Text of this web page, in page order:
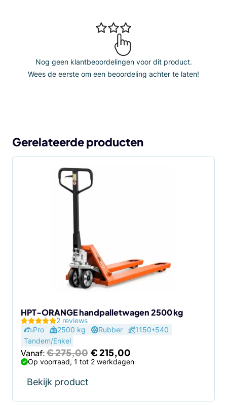
Nog geen klantbeoordelingen voor dit product.
Wees de eerste om een beoordeling achter te laten!
Gerelateerde producten
HPT-ORANGE handpalletwagen 2500 kg
2 reviews
Pro
2500 kg Rubber
1150*540
Tandem/Enkel
Vanaf:€275,00 Oorspronkelijke
prijs
€215,00
prijs
Op voorraad, 1 tot 2 werkdagen
Bekijk product
de
productpagina